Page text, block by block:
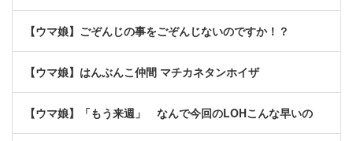
【ウマ娘】ごぞんじの事をごぞんじないのですか！？
【ウマ娘】はんぶんこ仲間 マチカネタンホイザ
【ウマ娘】「もう来週」 なんで今回のLOHこんな早いの